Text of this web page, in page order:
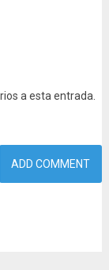
a esta entrada.